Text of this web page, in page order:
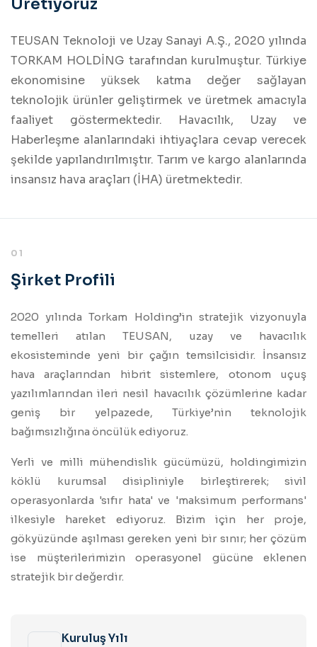
Üretiyoruz
TEUSAN Teknoloji ve Uzay Sanayi A.Ş., 2020 yılında
TORKAM HOLDİNG tarafından kurulmuştur. Türkiye
ekonomisine yüksek katma değer sağlayan
teknolojik ürünler geliştirmek ve üretmek amacıyla
faaliyet göstermektedir. Havacılık, Uzay ve
Haberleşme alanlarındaki ihtiyaçlara cevap verecek
şekilde yapılandırılmıştır. Tarım ve kargo alanlarında
insansız hava araçları (İHA) üretmektedir.
01
Şirket Profili
2020 yılında Torkam Holding’in stratejik vizyonuyla
temelleri atılan TEUSAN, uzay ve havacılık
ekosisteminde yeni bir çağın temsilcisidir. İnsansız
hava araçlarından hibrit sistemlere, otonom uçuş
yazılımlarından ileri nesil havacılık çözümlerine kadar
geniş bir yelpazede, Türkiye’nin teknolojik
bağımsızlığına öncülük ediyoruz.
Yerli ve milli mühendislik gücümüzü, holdingimizin
köklü kurumsal disipliniyle birleştirerek; sivil
operasyonlarda 'sıfır hata' ve 'maksimum performans'
ilkesiyle hareket ediyoruz. Bizim için her proje,
gökyüzünde aşılması gereken yeni bir sınır; her çözüm
ise müşterilerimizin operasyonel gücüne eklenen
stratejik bir değerdir.
Kuruluş Yılı